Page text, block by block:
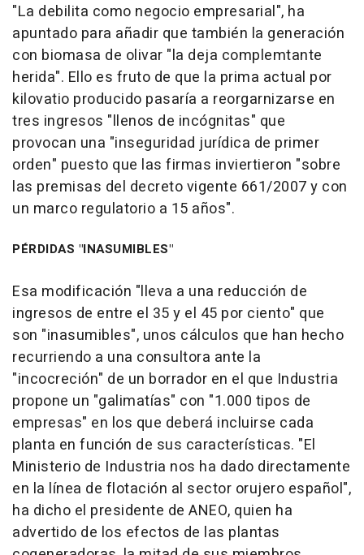
"La debilita como negocio empresarial", ha
apuntado para añadir que también la generación
con biomasa de olivar "la deja complemtante
herida". Ello es fruto de que la prima actual por
kilovatio producido pasaría a reorgarnizarse en
tres ingresos "llenos de incógnitas" que
provocan una "inseguridad jurídica de primer
orden" puesto que las firmas inviertieron "sobre
las premisas del decreto vigente 661/2007 y con
un marco regulatorio a 15 años".
PÉRDIDAS "INASUMIBLES"
Esa modificación "lleva a una reducción de
ingresos de entre el 35 y el 45 por ciento" que
son "inasumibles", unos cálculos que han hecho
recurriendo a una consultora ante la
"incocreción" de un borrador en el que Industria
propone un "galimatías" con "1.000 tipos de
empresas" en los que deberá incluirse cada
planta en función de sus características. "El
Ministerio de Industria nos ha dado directamente
en la línea de flotación al sector orujero español",
ha dicho el presidente de ANEO, quien ha
advertido de los efectos de las plantas